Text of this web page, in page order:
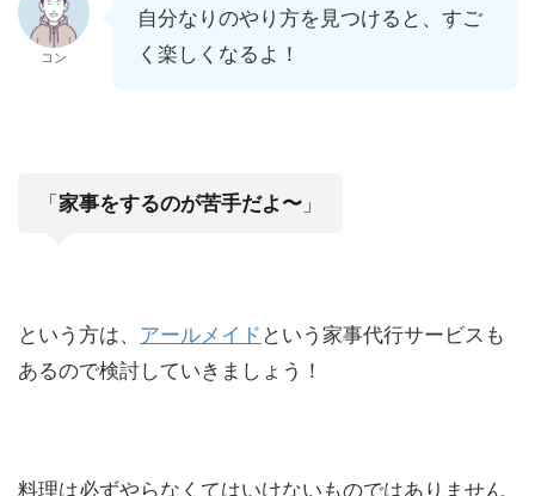
コン
自分なりのやり方を見つけると、すご
く楽しくなるよ！
「 家事をするのが苦手だよ〜 」
という方は、 アールメイド という家事代行サービスも
あるので検討していきましょう！
料理は必ずやらなくてはいけないものではありません